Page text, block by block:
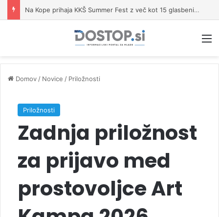
Na Kope prihaja KKŠ Summer Fest z več kot 15 glasbenimi izvajalci
Domov / Novice / Priložnosti
Priložnosti
Zadnja priložnost
za prijavo med
prostovoljce Art